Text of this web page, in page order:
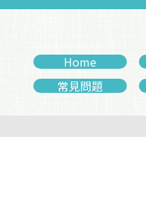
Home
常見問題